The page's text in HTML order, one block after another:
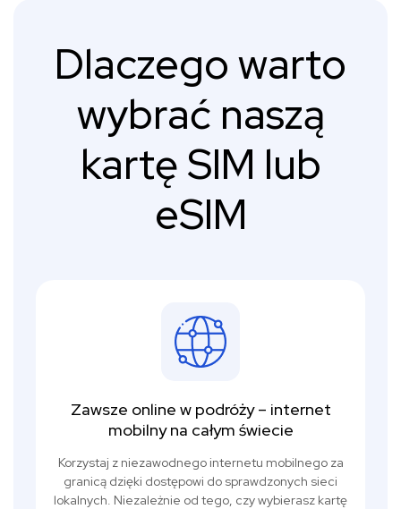
Dlaczego warto
wybrać naszą
kartę SIM lub
eSIM
Zawsze online w podróży – internet
mobilny na całym świecie
Korzystaj z niezawodnego internetu mobilnego za
granicą dzięki dostępowi do sprawdzonych sieci
lokalnych. Niezależnie od tego, czy wybierasz kartę